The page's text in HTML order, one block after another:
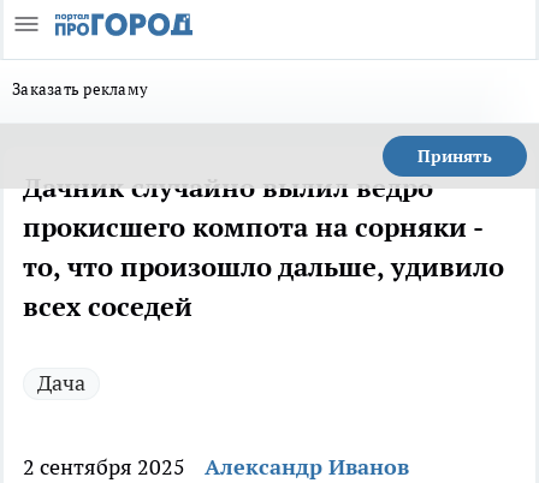
Заказать рекламу
Принять
Дачник случайно вылил ведро
прокисшего компота на сорняки -
то, что произошло дальше, удивило
всех соседей
Дача
2 сентября 2025 Александр Иванов